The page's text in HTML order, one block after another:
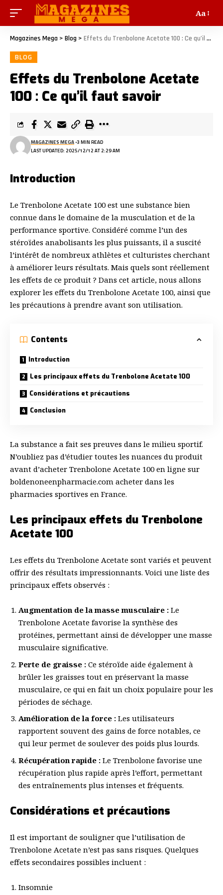
Aa
Magazines Mega > Blog > Effets du Trenbolone Acetate 100 : Ce qu’il faut savoir
BLOG
Effets du Trenbolone Acetate
100 : Ce qu’il faut savoir
LAST UPDATED: 2025/12/12 AT 2:29 AM
MAGAZINES MEGA 3 MIN READ
Introduction
Le Trenbolone Acetate 100 est une substance bien
connue dans le domaine de la musculation et de la
performance sportive. Considéré comme l’un des
stéroïdes anabolisants les plus puissants, il a suscité
l’intérêt de nombreux athlètes et culturistes cherchant
à améliorer leurs résultats. Mais quels sont réellement
les effets de ce produit ? Dans cet article, nous allons
explorer les effets du Trenbolone Acetate 100, ainsi que
les précautions à prendre avant son utilisation.
Contents
Introduction
Les principaux effets du Trenbolone Acetate 100
Considérations et précautions
Conclusion
La substance a fait ses preuves dans le milieu sportif.
N’oubliez pas d’étudier toutes les nuances du produit
avant d’acheter Trenbolone Acetate 100 en ligne sur
boldenoneenpharmacie.com acheter dans les
pharmacies sportives en France.
Les principaux effets du Trenbolone
Acetate 100
Les effets du Trenbolone Acetate sont variés et peuvent
offrir des résultats impressionnants. Voici une liste des
principaux effets observés :
Augmentation de la masse musculaire : Le
Trenbolone Acetate favorise la synthèse des
protéines, permettant ainsi de développer une masse
musculaire significative.
Perte de graisse : Ce stéroïde aide également à
brûler les graisses tout en préservant la masse
musculaire, ce qui en fait un choix populaire pour les
périodes de séchage.
Amélioration de la force : Les utilisateurs
rapportent souvent des gains de force notables, ce
qui leur permet de soulever des poids plus lourds.
Récupération rapide : Le Trenbolone favorise une
récupération plus rapide après l’effort, permettant
des entraînements plus intenses et fréquents.
Considérations et précautions
Il est important de souligner que l’utilisation de
Trenbolone Acetate n’est pas sans risques. Quelques
effets secondaires possibles incluent :
Insomnie